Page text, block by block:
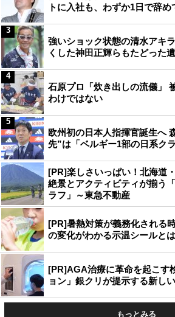
トに入社も、わずか1日で辞
強いショック状態の清水アキ
くした神田正輝らもたどった
3
石原プロ「炊き出しの流儀」
わけではない
4
欧州初の日本人指揮官誕生へ
先”は「ベルギー1部の日系ク
5
[PR]楽しさいっぱい！北海道
絶景とアクティビティが揃う
ラフ」～東急不動産
[PR]暑熱対策が義務化される
の変化がわかる示温シールと
[PR]AGA治療に革命を起こす
ョン」銀クリが提示する新し
もっとみる